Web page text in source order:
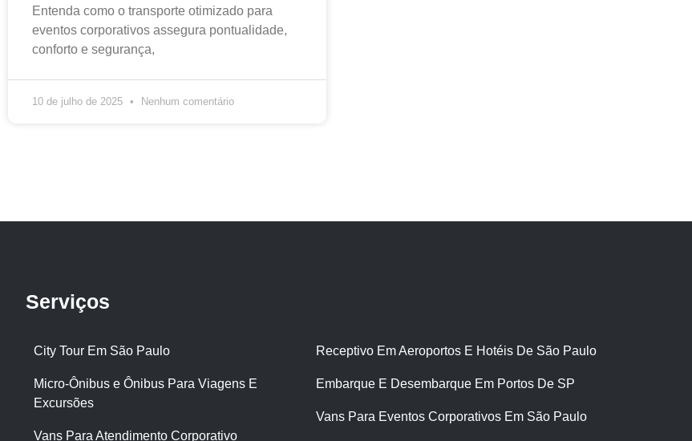
Entenda como o transporte otimizado para
eventos corporativos assegura pontualidade,
conforto e segurança,
10 de julho de 2025 Nenhum comentário
Serviços
City Tour Em São Paulo
Micro-Ônibus e Ônibus Para Viagens E
Excursões
Vans Para Atendimento Corporativo
Receptivo Em Aeroportos E Hotéis De São Paulo
Embarque E Desembarque Em Portos De SP
Vans Para Eventos Corporativos Em São Paulo